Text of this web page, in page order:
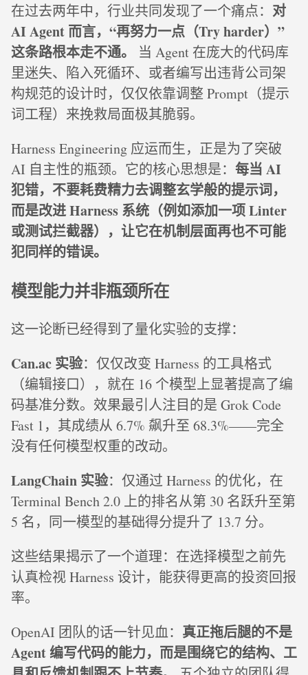
在过去两年中，行业共同发现了一个痛点： 对
AI Agent 而言，“再努力一点（Try harder）”
这条路根本走不通。
当 Agent 在庞大的代码库
里迷失、陷入死循环、或者编写出违背公司架
构规范的设计时，仅仅依靠调整 Prompt（提示
词工程）来挽救局面极其脆弱。
Harness Engineering 应运而生，正是为了突破
AI 自主性的瓶颈。它的核心思想是： 每当 AI
犯错，不要耗费精力去调整玄学般的提示词，
而是改进 Harness 系统（例如添加一项 Linter
或测试拦截器），让它在机制层面再也不可能
犯同样的错误。
模型能力并非瓶颈所在
这一论断已经得到了量化实验的支撑：
Can.ac 实验：仅仅改变 Harness 的工具格式
（编辑接口），就在 16 个模型上显著提高了编
码基准分数。效果最引人注目的是 Grok Code
Fast 1，其成绩从 6.7% 飙升至 68.3%——完全
没有任何模型权重的改动。
LangChain 实验：仅通过 Harness 的优化，在
Terminal Bench 2.0 上的排名从第 30 名跃升至第
5 名，同一模型的基础得分提升了 13.7 分。
这些结果揭示了一个道理：在选择模型之前先
认真检视 Harness 设计，能获得更高的投资回报
率。
OpenAI 团队的话一针见血： 真正拖后腿的不是
Agent 编写代码的能力，而是围绕它的结构、工